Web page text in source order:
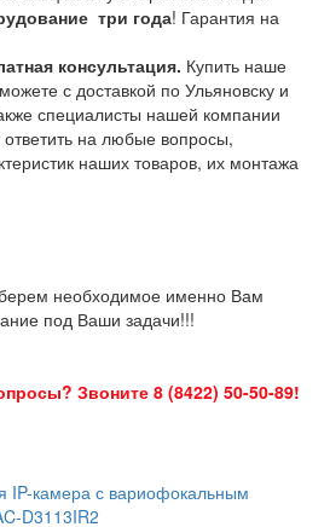
три года! Гарантия на
консультация. Купить наше
с доставкой по Ульяновску и
специалисты нашей компании
ответить на любые вопросы,
наших товаров, их монтажа
необходимое именно Вам
под Ваши задачи!!!
Звоните 8 (8422) 50-50-89!